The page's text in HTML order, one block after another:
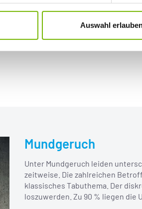
Auswahl
viele Ursachen haben. Oft ist er
Abszessen oder
Mundgeruch
Unter Mundgeruch leiden
zeitweise. Die zahlreichen
klassisches Tabuthema. Der
loszuwerden. Zu 90 % liegen die